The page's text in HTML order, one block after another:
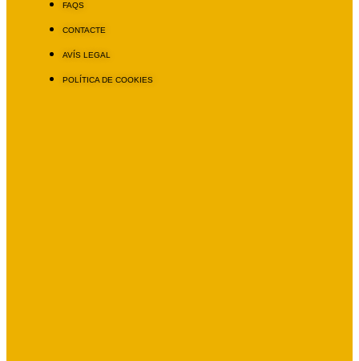
FAQS
CONTACTE
AVÍS LEGAL
POLÍTICA DE COOKIES